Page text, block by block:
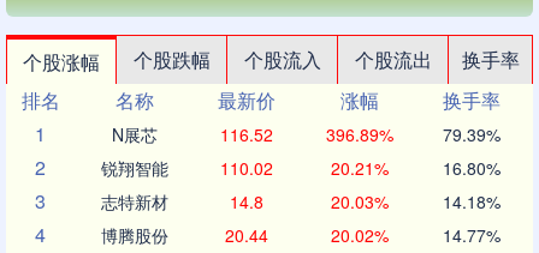
个股涨幅 个股跌幅 个股流入 个股流出
换手率
排名
名称 最新价 涨幅
换手率
1
N展芯 116.52 396.89% 79.39%
2 锐翔智能 110.02 20.21% 16.80%
3 志特新材 14.8 20.03% 14.18%
4 博腾股份 20.44 20.02% 14.77%